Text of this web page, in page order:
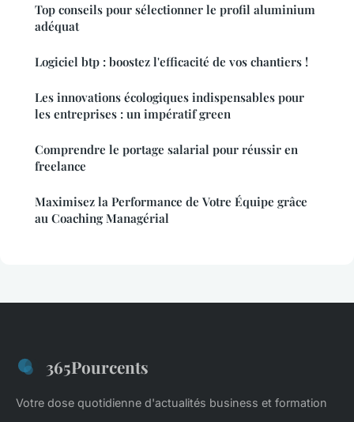
Top conseils pour sélectionner le profil aluminium
adéquat
Logiciel btp : boostez l'efficacité de vos chantiers !
Les innovations écologiques indispensables pour
les entreprises : un impératif green
Comprendre le portage salarial pour réussir en
freelance
Maximisez la Performance de Votre Équipe grâce
au Coaching Managérial
365Pourcents
Votre dose quotidienne d'actualités business et formation